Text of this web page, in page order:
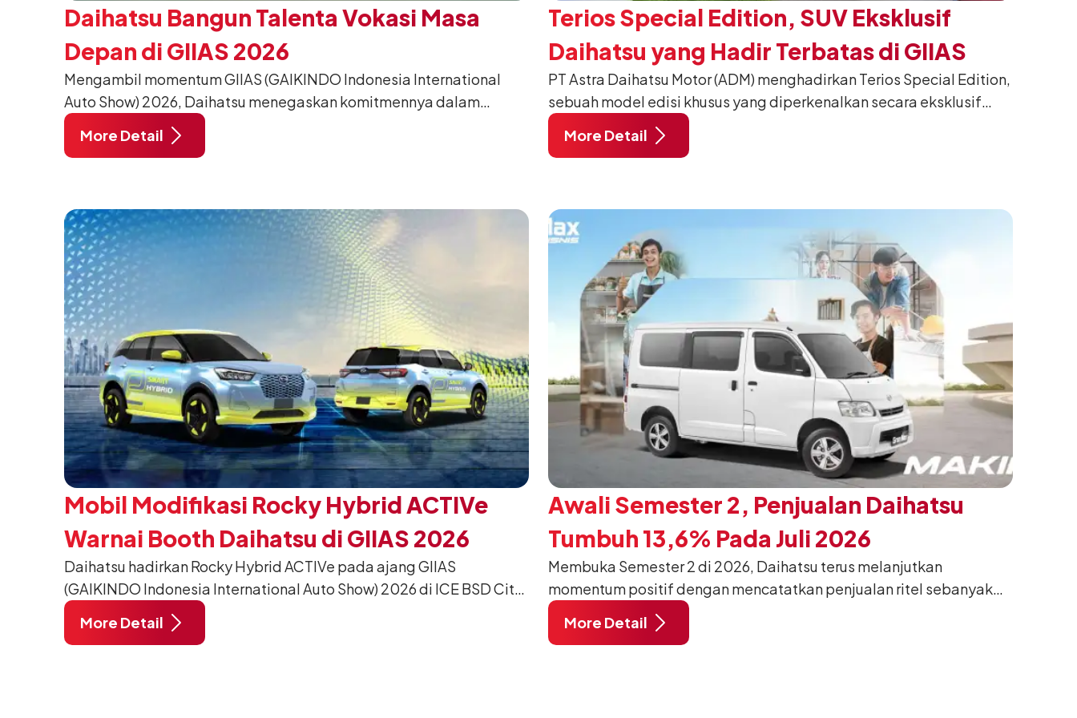
Daihatsu Bangun Talenta Vokasi Masa
Depan di GIIAS 2026
Mengambil momentum GIIAS (GAIKINDO Indonesia International
Auto Show) 2026, Daihatsu menegaskan komitmennya dalam
meningkatkan kualitas SDM (Sumber Daya Manusia) melalui
pendidikan vokasi bertema “Bersama Sahabat Membangun
pada 5 Agustus 2026.
More Detail
Terios Special Edition, SUV Eksklusif
Daihatsu yang Hadir Terbatas di GIIAS
2026
PT Astra Daihatsu Motor (ADM) menghadirkan Terios Special Edition,
sebuah model edisi khusus yang diperkenalkan secara eksklusif
pada ajang Gaikindo Indonesia International Auto Show (GIIAS) 2026
di ICE BSD City, Tangerang. Dikembangkan dari varian Terios 1.5 X
mengubah karakter tangguh yang telah menjadi ciri khas Terios.
More Detail
Mobil Modifikasi Rocky Hybrid ACTIVe
Warnai Booth Daihatsu di GIIAS 2026
Daihatsu hadirkan Rocky Hybrid ACTIVe pada ajang GIIAS
(GAIKINDO Indonesia International Auto Show) 2026 di ICE BSD City,
Tangerang. Terdapat 2 unit Rocky Hybrid yang dimodifikasi untuk
menghadirkan sarana inspirasi bagi pengunjung mendukung gaya
More Detail
Awali Semester 2, Penjualan Daihatsu
Tumbuh 13,6% Pada Juli 2026
Membuka Semester 2 di 2026, Daihatsu terus melanjutkan
momentum positif dengan mencatatkan penjualan ritel sebanyak
12.750 unit pada Juli 2026. Capaian tersebut tumbuh 13,6%
dibandingkan periode yang sama tahun lalu sebanyak 11.220 unit,
More Detail